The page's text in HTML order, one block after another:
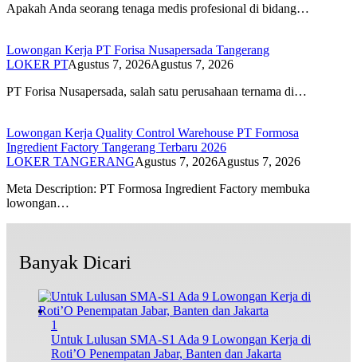
Apakah Anda seorang tenaga medis profesional di bidang…
Lowongan Kerja PT Forisa Nusapersada Tangerang
LOKER PTAgustus 7, 2026Agustus 7, 2026
PT Forisa Nusapersada, salah satu perusahaan ternama di…
Lowongan Kerja Quality Control Warehouse PT Formosa
Ingredient Factory Tangerang Terbaru 2026
LOKER TANGERANGAgustus 7, 2026Agustus 7, 2026
Meta Description: PT Formosa Ingredient Factory membuka
lowongan…
Banyak Dicari
1
Untuk Lulusan SMA-S1 Ada 9 Lowongan Kerja di
Roti’O Penempatan Jabar, Banten dan Jakarta